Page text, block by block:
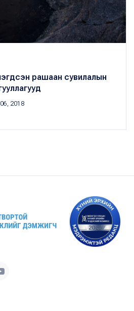
рашаан сувилалын
2018